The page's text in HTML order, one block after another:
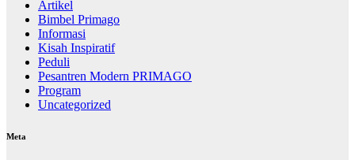
Artikel
Bimbel Primago
Informasi
Kisah Inspiratif
Peduli
Pesantren Modern PRIMAGO
Program
Uncategorized
Meta